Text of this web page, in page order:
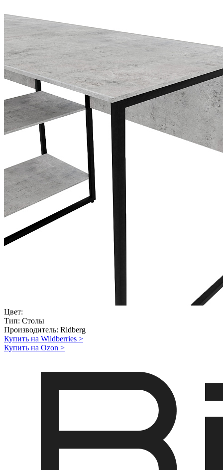
Цвет:
Тип: Столы
Производитель: Ridberg
Купить на Wildberries >
Купить на Ozon >